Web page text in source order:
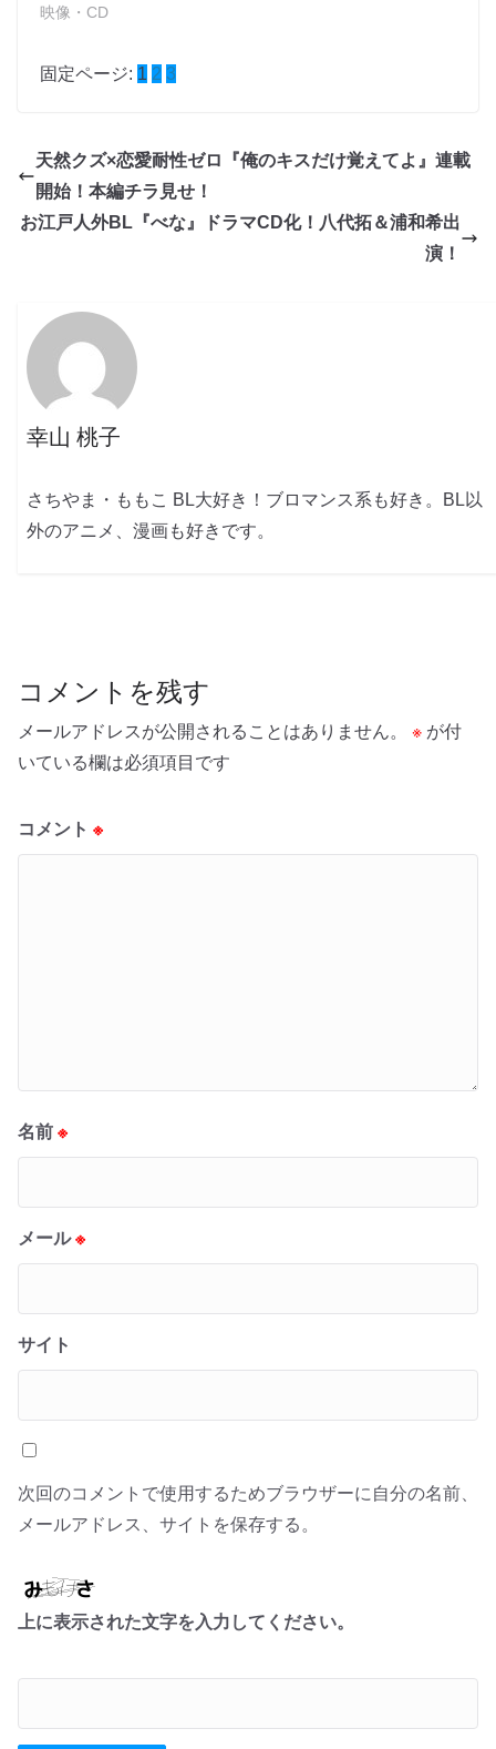
映像・CD
固定ページ: 1 2 3
天然クズ×恋愛耐性ゼロ『俺のキスだけ覚えてよ』連載
開始！本編チラ見せ！
お江戸人外BL『べな』ドラマCD化！八代拓＆浦和希出
演！
幸山 桃子
さちやま・ももこ BL大好き！ブロマンス系も好き。BL以
外のアニメ、漫画も好きです。
コメントを残す
メールアドレスが公開されることはありません。 ※ が付
いている欄は必須項目です
コメント ※
名前 ※
メール※
サイト
次回のコメントで使用するためブラウザーに自分の名前、
メールアドレス、サイトを保存する。
上に表示された文字を入力してください。